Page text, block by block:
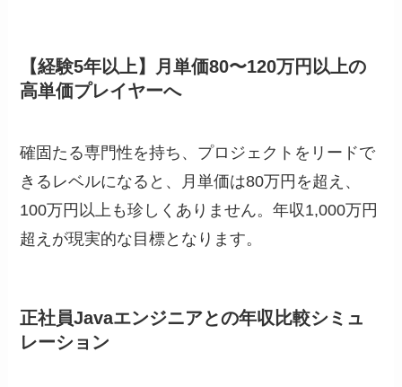
【経験5年以上】月単価80〜120万円以上の
高単価プレイヤーへ
確固たる専門性を持ち、プロジェクトをリードで
きるレベルになると、月単価は80万円を超え、
100万円以上も珍しくありません。年収1,000万円
超えが現実的な目標となります。
正社員Javaエンジニアとの年収比較シミュ
レーション